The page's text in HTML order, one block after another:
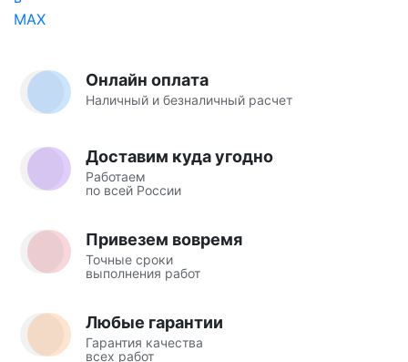
Онлайн оплата
Наличный и безналичный расчет
Доставим куда угодно
Работаем
по всей России
Привезем вовремя
Точные сроки
выполнения работ
Любые гарантии
Гарантия качества
всех работ